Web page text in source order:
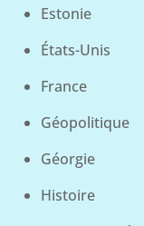
Estonie
États-Unis
France
Géopolitique
Géorgie
Histoire